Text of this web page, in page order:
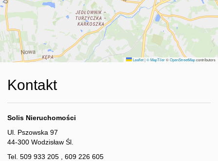
Sesje
foto
Leaflet|© MapTiler©OpenStreetMapcontributors
Kontakt
Solis Nieruchomości
Ul. Pszowska 97
44-300 Wodzisław Śl.
Tel. 509 933 205 , 609 226 605